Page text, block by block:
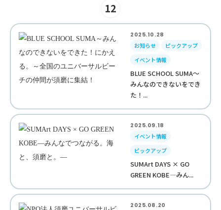
12
2025.10.28
お知らせ
ピックアップ
イベント情報
BLUE SCHOOL SUMA～
みんなのできないをでき
た！...
2025.09.18
イベント情報
ピックアップ
SUMArt DAYS × GO
GREEN KOBE—みん...
2025.08.20